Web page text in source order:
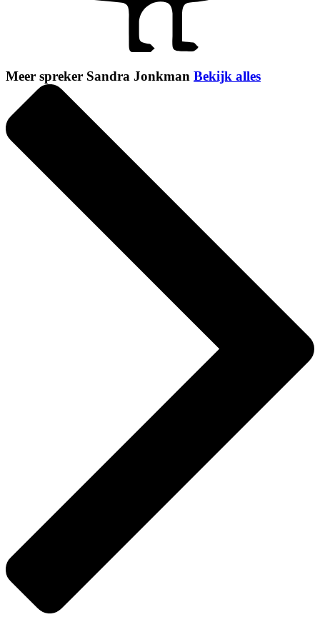
Meer spreker Sandra Jonkman Bekijk alles